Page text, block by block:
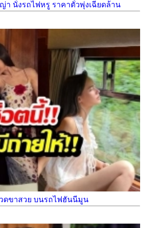
นั่งรถไฟหรู ราคาตั๋วพุ่งเฉียดล้าน
ดขาสวย บนรถไฟฮันนีมูน